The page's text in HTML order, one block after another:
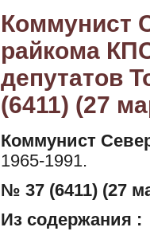
Коммунист
райкома
депутатов
(6411) (27
Коммунист
1965-1991.
№ 37 (6411) (27
Из содержания :